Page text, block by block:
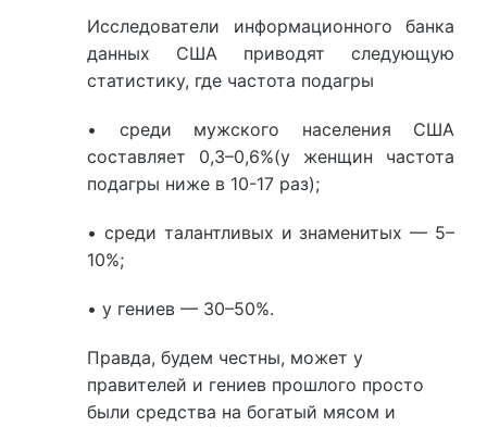
Исследователи информационного банка
данных США приводят следующую
статистику, где частота подагры
• среди мужского населения США
составляет 0,3–0,6%(у женщин частота
подагры ниже в 10-17 раз);
• среди талантливых и знаменитых — 5–
10%;
• у гениев — 30–50%.
Правда, будем честны, может у
правителей и гениев прошлого просто
были средства на богатый мясом и